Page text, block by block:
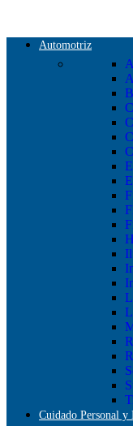
Automotriz
Cuidado Personal y